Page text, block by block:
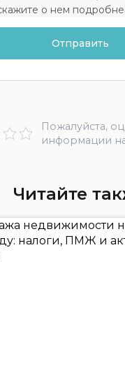
Пожалуйста,
информации
Читайте